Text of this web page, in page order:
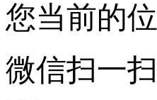
您当前的
微信扫一